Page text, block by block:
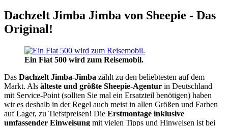
Dachzelt Jimba Jimba von Sheepie - Das
Original!
Ein Fiat 500 wird zum Reisemobil.
Das Dachzelt Jimba-Jimba zählt zu den beliebtesten auf dem
Markt. Als älteste und größte Sheepie-Agentur in Deutschland
mit Service-Point (sollten Sie mal ein Ersatzteil benötigen) haben
wir es deshalb in der Regel auch meist in allen Größen und Farben
auf Lager, zu Tiefstpreisen! Die Erstmontage inklusive
umfassender Einweisung mit vielen Tipps und Hinweisen ist bei